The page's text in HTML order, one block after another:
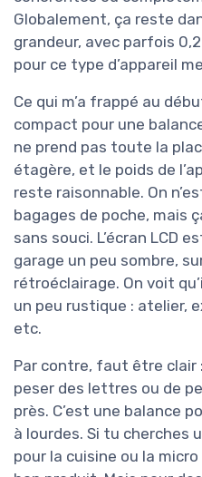
Globalement, ça reste
grandeur, avec parfois
pour ce type d’appareil
Ce qui m’a frappé au
compact pour une
ne prend pas toute la
étagère, et le poids de
reste raisonnable. On
bagages de poche, mais
sans souci. L’écran LCD
garage un peu sombre,
rétroéclairage. On voit
un peu rustique : atelier,
etc.
Par contre, faut être clair
peser des lettres ou de
près. C’est une balance
à lourdes. Si tu cherches
pour la cuisine ou la